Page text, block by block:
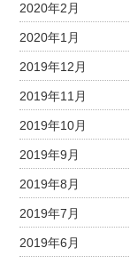
2020年2月
2020年1月
2019年12月
2019年11月
2019年10月
2019年9月
2019年8月
2019年7月
2019年6月